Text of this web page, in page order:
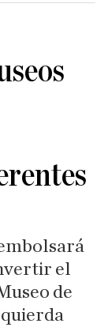
el
de